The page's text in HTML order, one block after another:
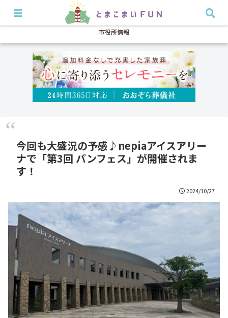
開店・閉店 イベント グルメ 特集 耳より
市役所情報
今回も大盛況の予感♪nepiaアイスアリー
ナで「第3回 パンフェス」が開催されま
す！
2024/10/27